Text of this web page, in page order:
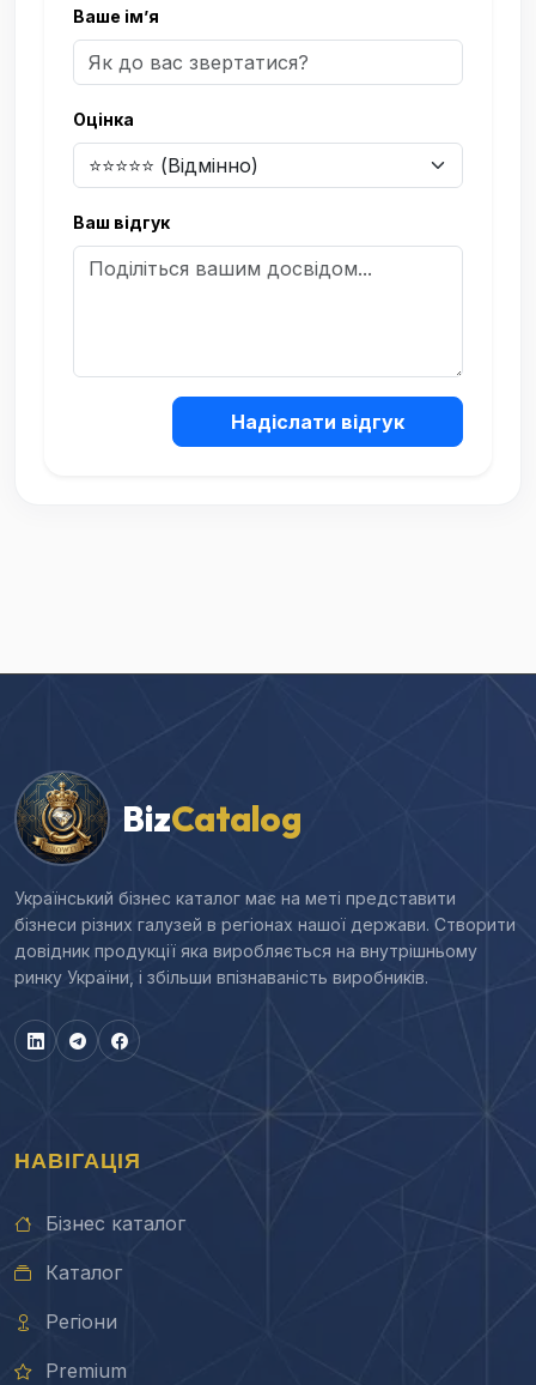
Ваше ім’я
Оцінка
Ваш відгук
Надіслати відгук
BizCatalog
Український бізнес каталог має на меті представити
бізнеси різних галузей в регіонах нашої держави. Створити
довідник продукції яка виробляється на внутрішньому
ринку України, і збільши впізнаваність виробників.
НАВІГАЦІЯ
Бізнес каталог
Каталог
Регіони
Premium